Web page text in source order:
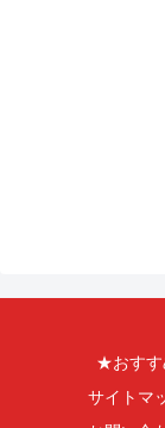
★おすす
サイトマ